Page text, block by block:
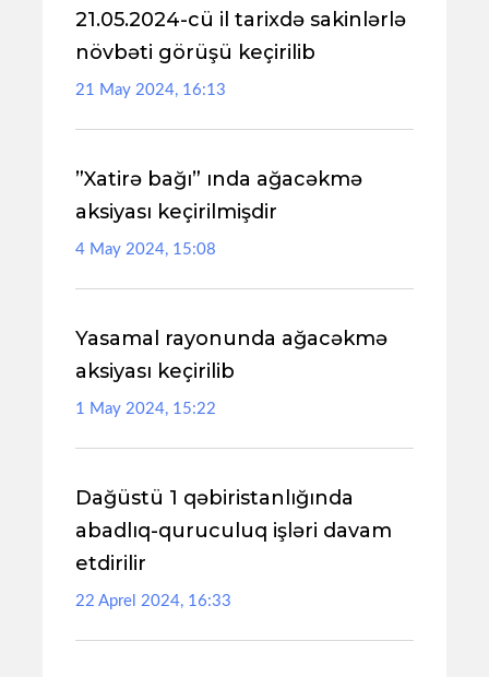
21.05.2024-cü il tarixdə sakinlərlə
növbəti görüşü keçirilib
21 May 2024, 16:13
”Xatirə bağı” ında ağacəkmə
aksiyası keçirilmişdir
4 May 2024, 15:08
Yasamal rayonunda ağacəkmə
aksiyası keçirilib
1 May 2024, 15:22
Dağüstü 1 qəbiristanlığında
abadlıq-quruculuq işləri davam
etdirilir
22 Aprel 2024, 16:33